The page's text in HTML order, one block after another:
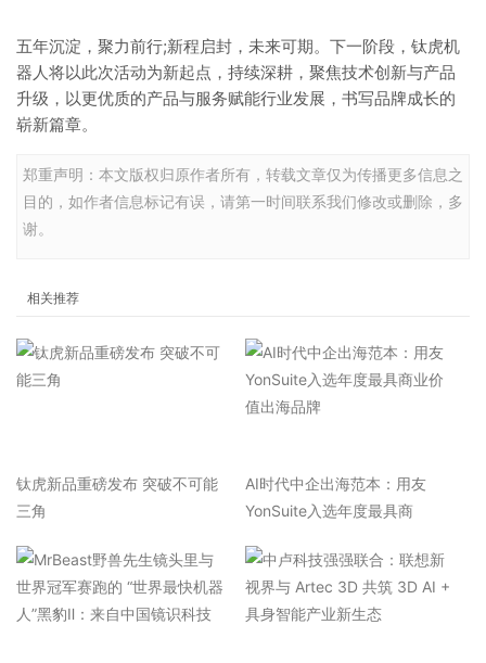
五年沉淀，聚力前行;新程启封，未来可期。下一阶段，钛虎机
器人将以此次活动为新起点，持续深耕，聚焦技术创新与产品
升级，以更优质的产品与服务赋能行业发展，书写品牌成长的
崭新篇章。
郑重声明：本文版权归原作者所有，转载文章仅为传播更多信息之
目的，如作者信息标记有误，请第一时间联系我们修改或删除，多
谢。
相关推荐
钛虎新品重磅发布 突破不可能
三角
AI时代中企出海范本：用友
YonSuite入选年度最具商